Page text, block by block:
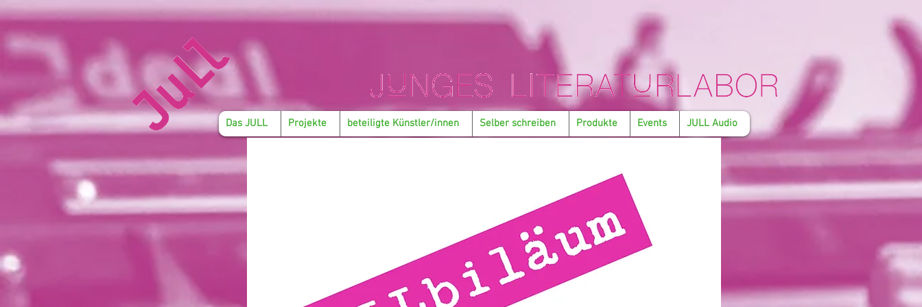
Das JULL Projekte beteiligte Künstler/innen Selber schreiben Produkte Events JULL Audio